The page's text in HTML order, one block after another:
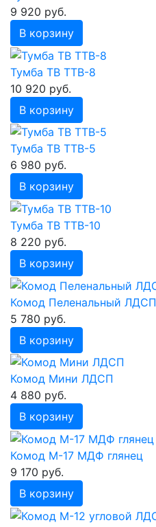
9 920 руб.
В корзину
Тумба ТВ ТТВ-8
10 920 руб.
В корзину
Тумба ТВ ТТВ-5
6 980 руб.
В корзину
Тумба ТВ ТТВ-10
8 220 руб.
В корзину
Комод Пеленальный ЛДСП
5 780 руб.
В корзину
Комод Мини ЛДСП
4 880 руб.
В корзину
Комод М-17 МДФ глянец
9 170 руб.
В корзину